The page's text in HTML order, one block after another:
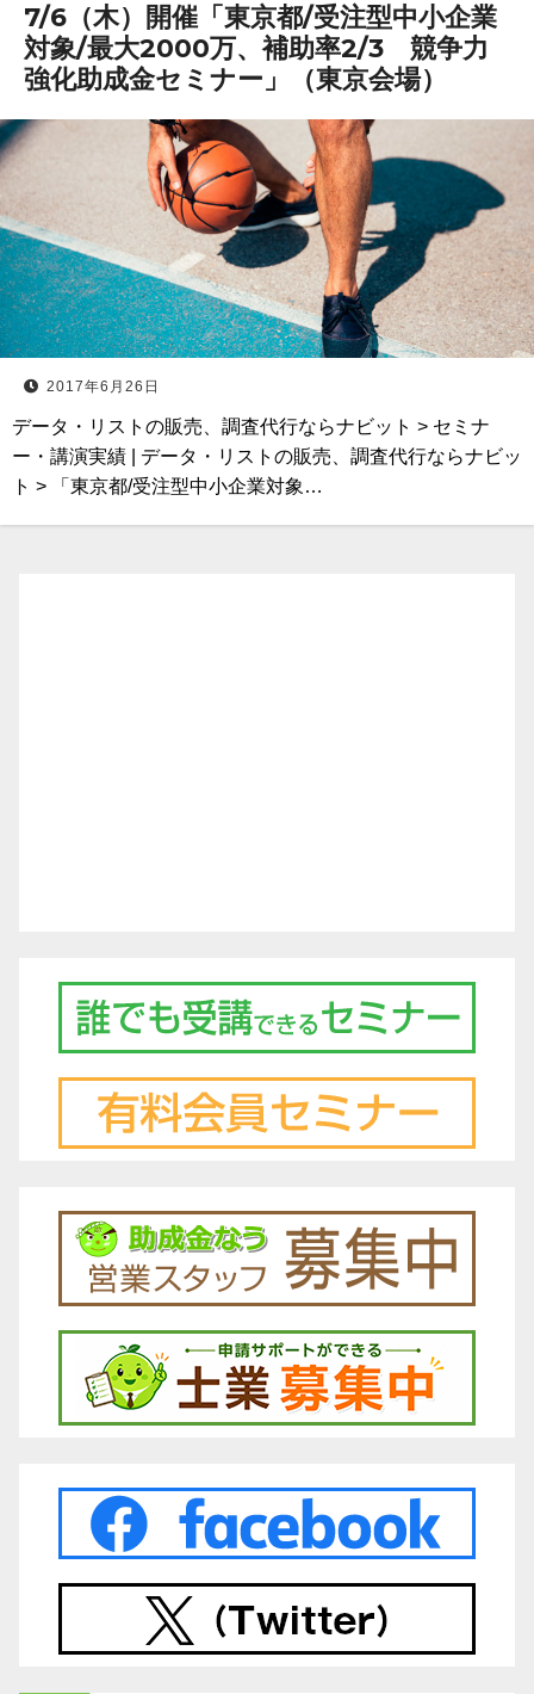
7/6（木）開催「東京都/受注型中小企業
対象/最大2000万、補助率2/3 競争力
強化助成金セミナー」（東京会場）
2017年6月26日
データ・リストの販売、調査代行ならナビット > セミナ
ー・講演実績 | データ・リストの販売、調査代行ならナビッ
ト > 「東京都/受注型中小企業対象…